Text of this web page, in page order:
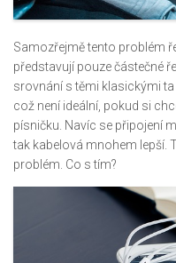
Samozřejmě tento problém
představují pouze částečné
srovnání s těmi klasickými
což není ideální, pokud si
písničku. Navíc se připojení
tak kabelová mnohem lepší.
problém. Co s tím?